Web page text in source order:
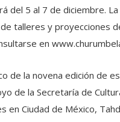
del 5 al 7 de diciembre.
talleres y proyecciones
en
de la novena edición de
de la Secretaría de
en Ciudad de México,